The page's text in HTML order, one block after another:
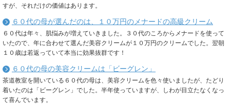
すが、それだけの価値はあります。
６０代の母が選んだのは、１０万円のメナードの高級クリーム
６０代は年々、肌悩みが増えていきました。３０代のころからメナードを使って
いたので、年に合わせて選んだ美容クリームが１０万円のクリームでした。翌朝
１０歳は若返っていて本当に効果抜群です！
６０代の母の美容クリームは「ビーグレン」
茶道教室を開いている６０代の母は、美容クリームを色々使いましたが、たどり
着いたのは「ビーグレン」でした。半年使っていますが、しわが目立たなくなっ
て喜んでいます。